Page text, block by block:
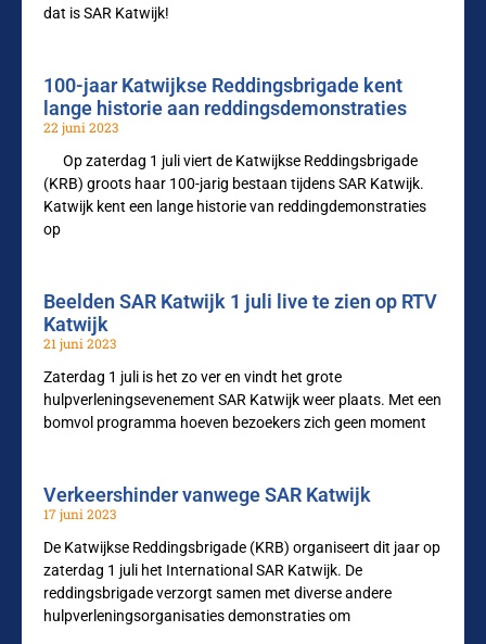
dat is SAR Katwijk!
100-jaar Katwijkse Reddingsbrigade kent
lange historie aan reddingsdemonstraties
22 juni 2023
Op zaterdag 1 juli viert de Katwijkse Reddingsbrigade
(KRB) groots haar 100-jarig bestaan tijdens SAR Katwijk.
Katwijk kent een lange historie van reddingdemonstraties
op
Beelden SAR Katwijk 1 juli live te zien op RTV
Katwijk
21 juni 2023
Zaterdag 1 juli is het zo ver en vindt het grote
hulpverleningsevenement SAR Katwijk weer plaats. Met een
bomvol programma hoeven bezoekers zich geen moment
Verkeershinder vanwege SAR Katwijk
17 juni 2023
De Katwijkse Reddingsbrigade (KRB) organiseert dit jaar op
zaterdag 1 juli het International SAR Katwijk. De
reddingsbrigade verzorgt samen met diverse andere
hulpverleningsorganisaties demonstraties om